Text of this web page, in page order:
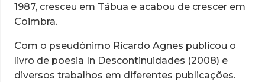
1987, cresceu em Tábua e acabou de crescer em
Coimbra.
Com o pseudónimo Ricardo Agnes publicou o
livro de poesia In Descontinuidades (2008) e
diversos trabalhos em diferentes publicações.